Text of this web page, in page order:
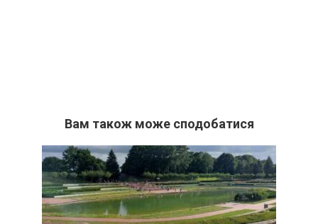
Вам також може сподобатися